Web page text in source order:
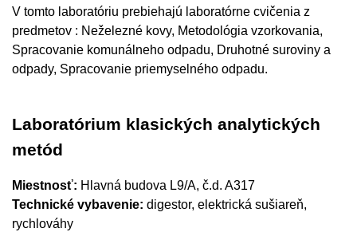
V tomto laboratóriu prebiehajú laboratórne cvičenia z
predmetov : Neželezné kovy, Metodológia vzorkovania,
Spracovanie komunálneho odpadu, Druhotné suroviny a
odpady, Spracovanie priemyselného odpadu.
Laboratórium klasických analytických
metód
Miestnosť: Hlavná budova L9/A, č.d. A317
Technické vybavenie: digestor, elektrická sušiareň,
rychlováhy